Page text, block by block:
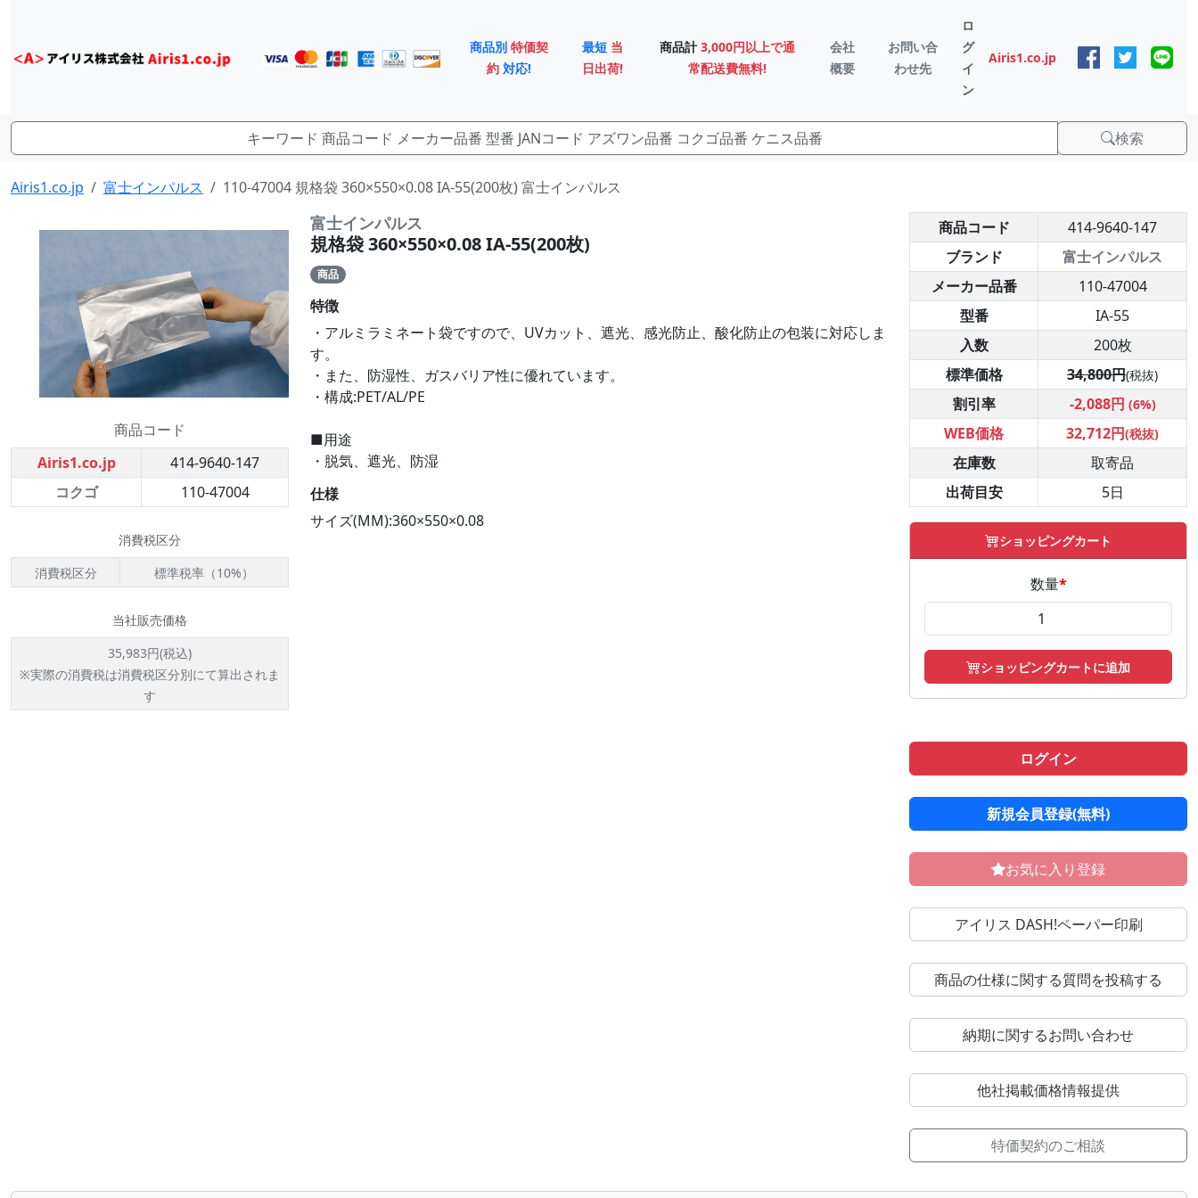
商品別 特価契
約 対応!
最短 当
日出荷!
商品計 3,000円以上で通
常配送費無料!
会社
概要
お問い合
わせ先
ロ
グ
イ
ン
Airis1.co.jp
検索
Airis1.co.jp 富士インパルス 110-47004 規格袋 360×550×0.08 IA-55(200枚) 富士インパルス
商品コード
Airis1.co.jp
414-9640-147
コクゴ
110-47004
消費税区分
消費税区分
標準税率（10%）
当社販売価格
35,983円(税込)
※実際の消費税は消費税区分別にて算出されま
す
富士インパルス
規格袋 360×550×0.08 IA-55(200枚)
商品
特徴
・アルミラミネート袋ですので、UVカット、遮光、感光防止、酸化防止の包装に対応しま
す。
・また、防湿性、ガスバリア性に優れています。
・構成:PET/AL/PE
■用途
・脱気、遮光、防湿
仕様
サイズ(MM):360×550×0.08
商品コード
414-9640-147
ブランド
富士インパルス
メーカー品番
110-47004
型番
IA-55
入数
200枚
標準価格
34,800円(税抜)
割引率 -2,088円 (6%)
WEB価格 32,712円(税抜)
在庫数
取寄品
出荷目安
5日
ショッピングカート
数量*
ショッピングカートに追加
ログイン
新規会員登録(無料)
お気に入り登録
アイリス DASH!ペーパー印刷
商品の仕様に関する質問を投稿する
納期に関するお問い合わせ
他社掲載価格情報提供
特価契約のご相談